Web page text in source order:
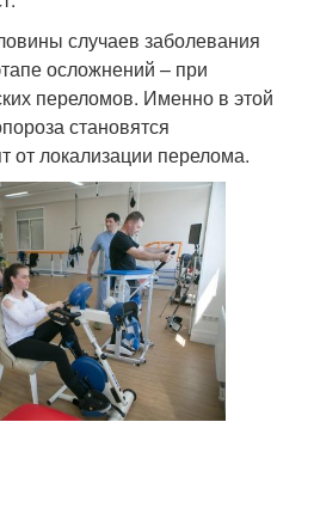
случаев заболевания
осложнений – при
переломов. Именно в этой
становятся
локализации перелома.